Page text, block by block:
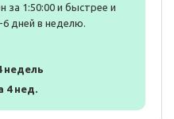
за 1:50:00 и быстрее и
дней в неделю.
недель
4 нед.